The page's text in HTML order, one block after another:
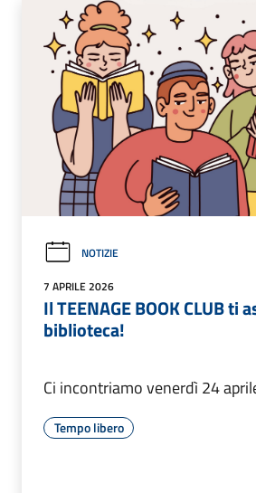
NOTIZIE
7 APRILE 2026
Il TEENAGE BOOK CLUB ti
biblioteca!
Ci incontriamo venerdì 24
Tempo libero